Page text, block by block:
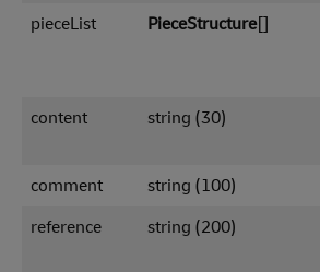
pieceList
PieceStructure[]
content
string (30)
comment
string (100)
reference
string (200)